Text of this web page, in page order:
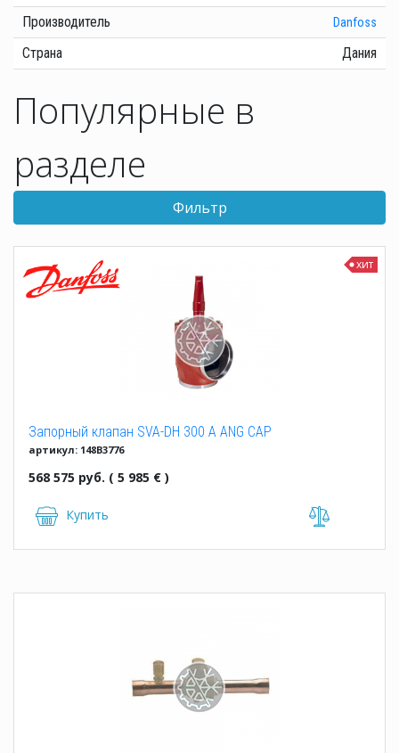
Производитель
Danfoss
Страна Дания
Популярные в
разделе
Фильтр
хит
Запорный клапан SVA-DH 300 A ANG CAP
артикул: 148B3776
568 575 руб. ( 5 985 € )
Купить